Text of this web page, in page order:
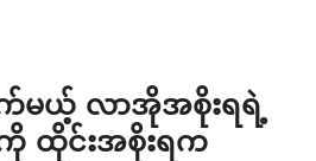
မယ့် လာအိုအစိုးရရဲ့
ထိုင်းအစိုးရက